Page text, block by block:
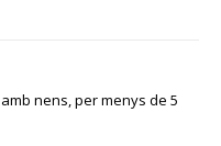
nens, per menys de 5